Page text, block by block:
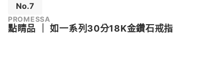
No.7
PROMESSA
點睛品 ｜如一系列30分18K金鑽石戒指